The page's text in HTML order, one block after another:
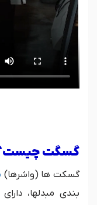
گسگت
گسکت ها (واشرها)
بندی مبدلها،